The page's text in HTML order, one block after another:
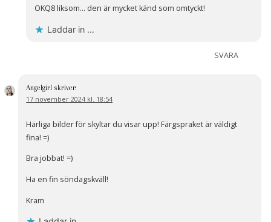
OKQ8 liksom… den är mycket känd som omtyckt!
Laddar in …
SVARA
Angelgirl skriver:
17 november 2024 kl. 18:54
Härliga bilder för skyltar du visar upp! Färgspraket är väldigt
fina! =)
Bra jobbat! =)
Ha en fin söndagskväll!
Kram